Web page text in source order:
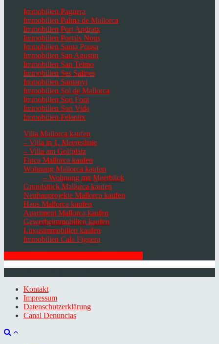
Immobilien Paguera
Immobilien Palma de Mallorca
Immobilien Port Andratx
Immobilien Portals Nous
Immobilien Santa Ponsa
Immobilien San Agustin
Immobilien San Telmo
Immobilien Ses Salines
Immobilien Santanyi
Immobilien Sol de Mallorca
Immobilien Son Font
Immobilien Son Vida
Immobilien Felanitx
Villa Mallorca kaufen
– Villa in 1. Meereslinie
– Villa am Golfplatz
Finca Mallorca kaufen
Wohnung Mallorca kaufen
– Wohnung mit Meerblick
Grundstück Mallorca kaufen
Neubauprojekte Mallorca kaufen
Haus Mallorca kaufen
Apartment Mallorca kaufen
Gewerbeimmobilien kaufen
Luxusimmobilien kaufen
Immobilien Cala Figuera
Kontakt
Impressum
Datenschutzerklärung
Canal Denuncias